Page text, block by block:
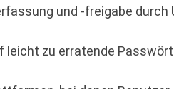
und -freigabe
zu erratende